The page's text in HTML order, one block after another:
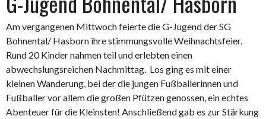
Am vergangenen Mittwoch feierte die G-Jugend der SG
Bohnental/ Hasborn ihre stimmungsvolle Weihnachtsfeier.
Rund 20 Kinder nahmen teil und erlebten einen
abwechslungsreichen Nachmittag. Los ging es mit einer
kleinen Wanderung, bei der die jungen Fußballerinnen und
Fußballer vor allem die großen Pfützen genossen, ein echtes
Abenteuer für die Kleinsten! Anschließend gab es zur Stärkung